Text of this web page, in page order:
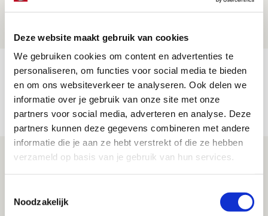
Deze website maakt gebruik van cookies
We gebruiken cookies om content en advertenties te
personaliseren, om functies voor social media te bieden
en om ons websiteverkeer te analyseren. Ook delen we
informatie over je gebruik van onze site met onze
partners voor social media, adverteren en analyse. Deze
partners kunnen deze gegevens combineren met andere
informatie die je aan ze hebt verstrekt of die ze hebben
verzameld op basis van je gebruik van hun services.
Noodzakelijk
Reis jij als mascotte mee naar uitduel
met Telstar?
06 AUGUSTUS 2026 - 13:04
PRIJSVRAAG
Drie dingen die je moet weten over
Ajax - Shelbourne
NIEUWS